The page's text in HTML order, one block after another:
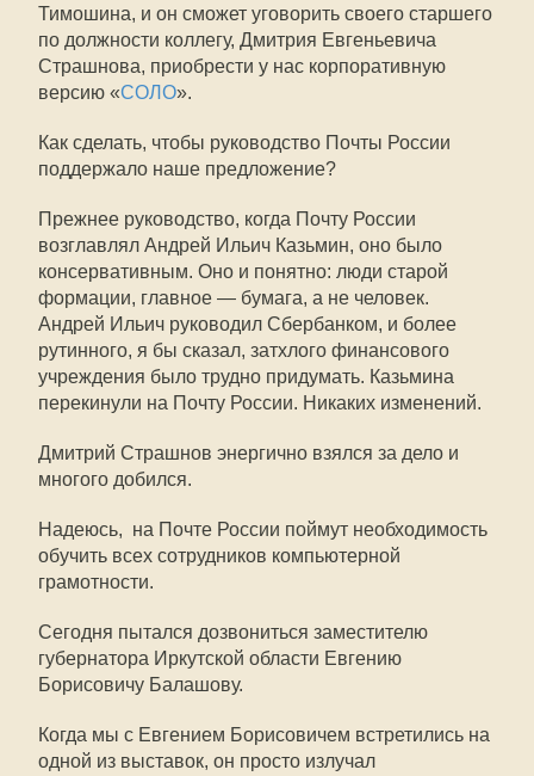
Тимошина, и он сможет уговорить своего старшего
по должности коллегу, Дмитрия Евгеньевича
Страшнова, приобрести у нас корпоративную
версию «СОЛО».
Как сделать, чтобы руководство Почты России
поддержало наше предложение?
Прежнее руководство, когда Почту России
возглавлял Андрей Ильич Казьмин, оно было
консервативным. Оно и понятно: люди старой
формации, главное — бумага, а не человек.
Андрей Ильич руководил Сбербанком, и более
рутинного, я бы сказал, затхлого финансового
учреждения было трудно придумать. Казьмина
перекинули на Почту России. Никаких изменений.
Дмитрий Страшнов энергично взялся за дело и
многого добился.
Надеюсь, на Почте России поймут необходимость
обучить всех сотрудников компьютерной
грамотности.
Сегодня пытался дозвониться заместителю
губернатора Иркутской области Евгению
Борисовичу Балашову.
Когда мы с Евгением Борисовичем встретились на
одной из выставок, он просто излучал